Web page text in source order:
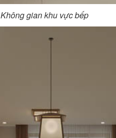
Không gian khu vực bếp